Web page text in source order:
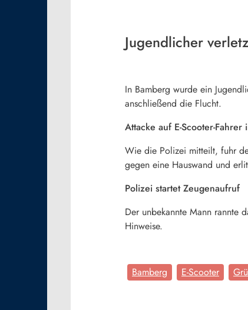
Jugendlicher
In Bamberg wurde ein
anschließend die Flucht.
Attacke auf E-Scooter-Fahrer
Wie die Polizei mitteilt, fuhr
gegen eine Hauswand und
Polizei startet Zeugenaufruf
Der unbekannte Mann rannte
Hinweise.
Bamberg E-Scooter